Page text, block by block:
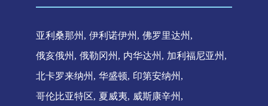
亚利桑那州 伊利诺伊州
佛罗里达州
俄亥俄州
俄勒冈州 内华达州
加利福尼亚州
北卡罗来纳州
华盛顿
印第安纳州
哥伦比亚特区
夏威夷
威斯康辛州